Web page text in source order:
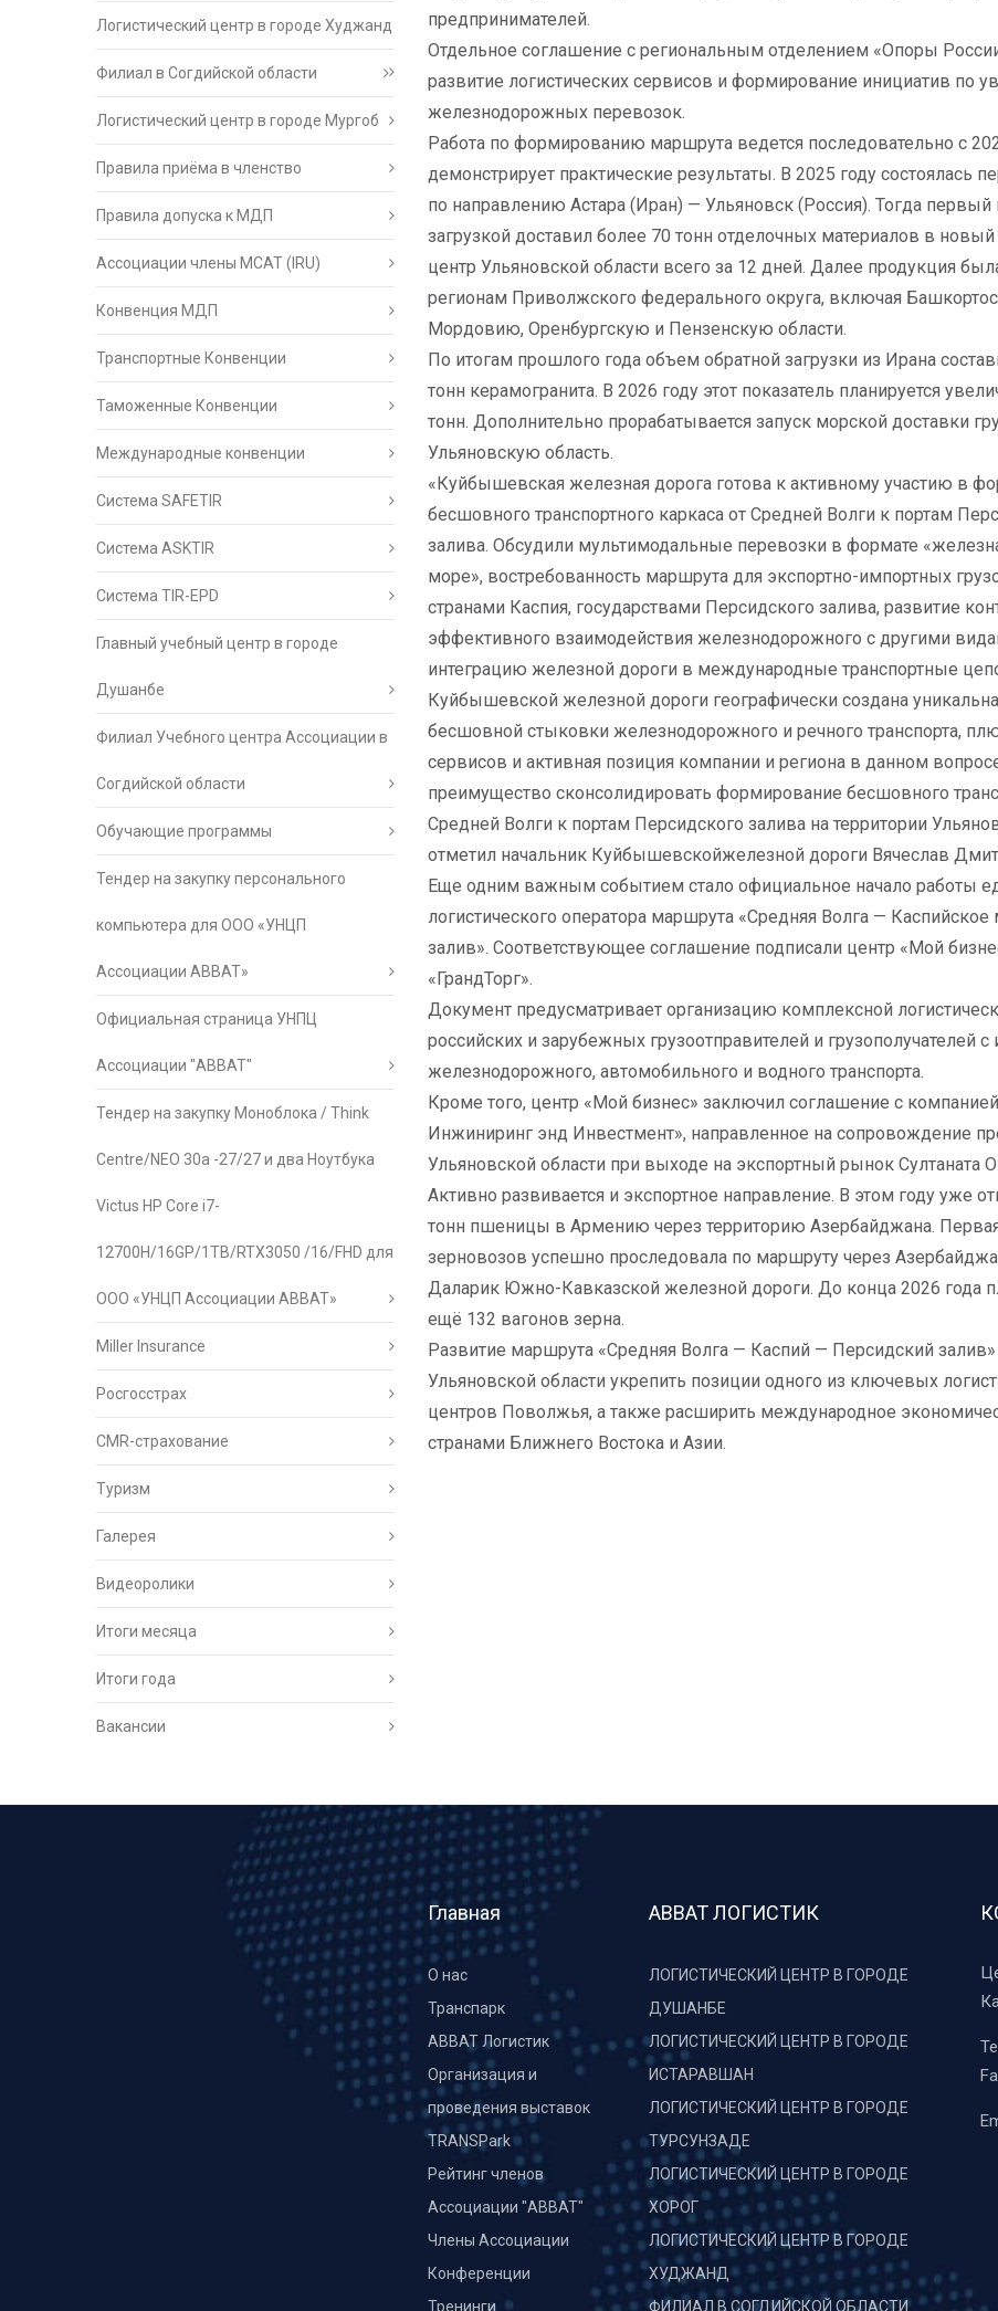
Логистический центр в городе Худжанд
Филиал в Согдийской области
Логистический центр в городе Мургоб
Правила приёма в членство
Правила допуска к МДП
Ассоциации члены МСАТ (IRU)
Конвенция МДП
Транспортные Конвенции
Таможенные Конвенции
Международные конвенции
Система SAFETIR
Система ASKTIR
Система TIR-EPD
Главный учебный центр в городе
Душанбе
Филиал Учебного центра Ассоциации в
Согдийской области
Обучающие программы
Тендер на закупку персонального
компьютера для ООО «УНЦП
Ассоциации АВВАТ»
Официальная страница УНПЦ
Ассоциации "АВВАТ"
Тендер на закупку Моноблока / Think
Centre/NEO 30a -27/27 и два Ноутбука
Victus HP Core i7-
12700H/16GP/1TB/RTX3050 /16/FHD для
ООО «УНЦП Ассоциации АВВАТ»
Miller Insurance
Росгосстрах
CMR-страхование
Туризм
Галерея
Видеоролики
Итоги месяца
Итоги года
Вакансии
предпринимателей.
Отдельное соглашение с региональным отделением «Опоры
развитие логистических сервисов и формирование инициатив по
железнодорожных перевозок.
Работа по формированию маршрута ведется последовательно с
демонстрирует практические результаты. В 2025 году состоялась
по направлению Астара (Иран) — Ульяновск (Россия). Тогда первый
загрузкой доставил более 70 тонн отделочных материалов в
центр Ульяновской области всего за 12 дней. Далее продукция
регионам Приволжского федерального округа, включая
Мордовию, Оренбургскую и Пензенскую области.
По итогам прошлого года объем обратной загрузки из Ирана
тонн керамогранита. В 2026 году этот показатель планируется
тонн. Дополнительно прорабатывается запуск морской доставки
Ульяновскую область.
«Куйбышевская железная дорога готова к активному участию в
бесшовного транспортного каркаса от Средней Волги к портам
залива. Обсудили мультимодальные перевозки в формате
море», востребованность маршрута для экспортно-импортных
странами Каспия, государствами Персидского залива, развитие
эффективного взаимодействия железнодорожного с другими
интеграцию железной дороги в международные транспортные
Куйбышевской железной дороги географически создана
бесшовной стыковки железнодорожного и речного транспорта,
сервисов и активная позиция компании и региона в данном
преимущество сконсолидировать формирование бесшовного
Средней Волги к портам Персидского залива на территории
отметил начальник Куйбышевскойжелезной дороги Вячеслав
Еще одним важным событием стало официальное начало работы
логистического оператора маршрута «Средняя Волга —
залив». Соответствующее соглашение подписали центр «Мой
«ГрандТорг».
Документ предусматривает организацию комплексной
российских и зарубежных грузоотправителей и грузополучателей
железнодорожного, автомобильного и водного транспорта.
Кроме того, центр «Мой бизнес» заключил соглашение с
Инжиниринг энд Инвестмент», направленное на сопровождение
Ульяновской области при выходе на экспортный рынок Султаната
Активно развивается и экспортное направление. В этом году уже
тонн пшеницы в Армению через территорию Азербайджана. Первая
зерновозов успешно проследовала по маршруту через
Даларик Южно-Кавказской железной дороги. До конца 2026 года
ещё 132 вагонов зерна.
Развитие маршрута «Средняя Волга — Каспий — Персидский
Ульяновской области укрепить позиции одного из ключевых
центров Поволжья, а также расширить международное
странами Ближнего Востока и Азии.
Главная
О нас
Транспарк
ABBAT Логистик
Организация и
проведения выставок
TRANSPark
Рейтинг членов
Ассоциации "АВВАТ"
Члены Ассоциации
Конференции
Тренинги
АВВАТ ЛОГИСТИК
ЛОГИСТИЧЕСКИЙ ЦЕНТР В ГОРОДЕ
ДУШАНБЕ
ЛОГИСТИЧЕСКИЙ ЦЕНТР В ГОРОДЕ
ИСТАРАВШАН
ЛОГИСТИЧЕСКИЙ ЦЕНТР В ГОРОДЕ
ТУРСУНЗАДЕ
ЛОГИСТИЧЕСКИЙ ЦЕНТР В ГОРОДЕ
ХОРОГ
ЛОГИСТИЧЕСКИЙ ЦЕНТР В ГОРОДЕ
ХУДЖАНД
ФИЛИАЛ В СОГДИЙСКОЙ ОБЛАСТИ